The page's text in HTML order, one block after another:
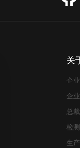
关
企
企
总
检
生